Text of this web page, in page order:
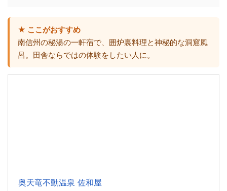
★ ここがおすすめ
南信州の秘湯の一軒宿で、囲炉裏料理と神秘的な洞窟風
呂。田舎ならではの体験をしたい人に。
奥天竜不動温泉 佐和屋